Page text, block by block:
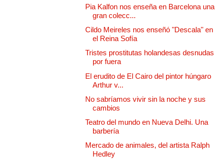
Pia Kalfon nos enseña en Barcelona una
gran colecc...
Cildo Meireles nos enseñó "Descala" en
el Reina Sofía
Tristes prostitutas holandesas desnudas
por fuera
El erudito de El Cairo del pintor húngaro
Arthur v...
No sabríamos vivir sin la noche y sus
cambios
Teatro del mundo en Nueva Delhi. Una
barbería
Mercado de animales, del artista Ralph
Hedley